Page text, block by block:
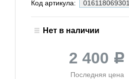
Код артикула: 016118069301
Нет в наличии
2 400 Р
Последняя цена